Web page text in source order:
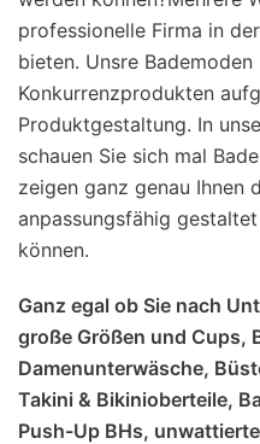
professionelle Firma in
bieten. Unsre
Konkurrenzprodukten
Produktgestaltung. In
schauen Sie sich mal
zeigen ganz genau Ihnen
anpassungsfähig
können.
Ganz egal ob Sie nach
große Größen und Cups,
Damenunterwäsche,
Takini & Bikinioberteile,
Push-Up BHs,